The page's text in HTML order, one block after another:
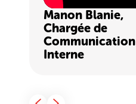
Manon Blanie,
Chargée de
Communication
Interne